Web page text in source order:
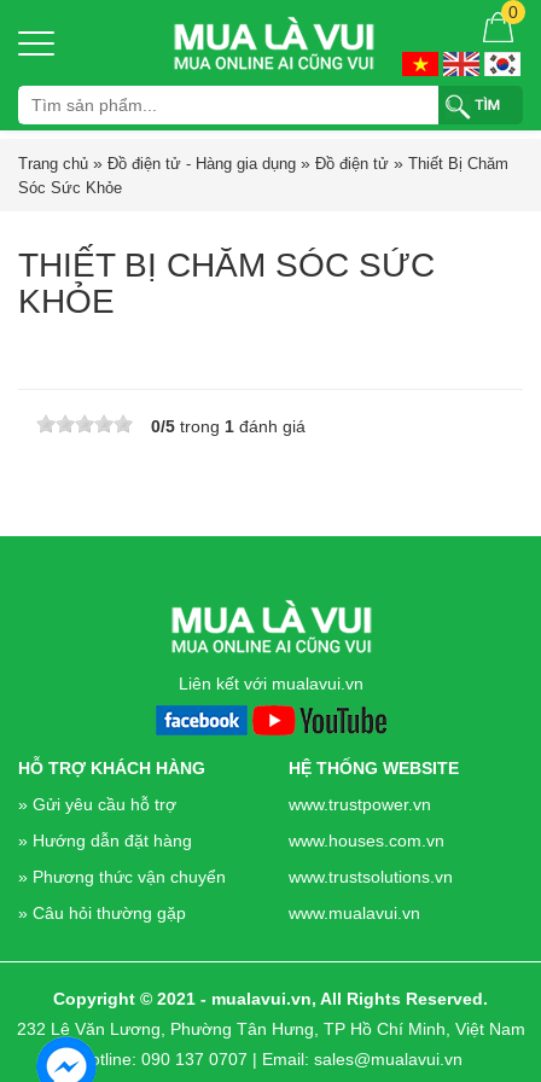
0
Trang chủ » Đồ điện tử - Hàng gia dụng » Đồ điện tử » Thiết Bị Chăm
Sóc Sức Khỏe
THIẾT BỊ CHĂM SÓC SỨC
KHỎE
0/5 trong 1 đánh giá
Liên kết với mualavui.vn
HỖ TRỢ KHÁCH HÀNG
» Gửi yêu cầu hỗ trợ
» Hướng dẫn đặt hàng
» Phương thức vận chuyển
» Câu hỏi thường gặp
HỆ THỐNG WEBSITE
www.trustpower.vn
www.houses.com.vn
www.trustsolutions.vn
www.mualavui.vn
Copyright © 2021 - mualavui.vn, All Rights Reserved.
232 Lê Văn Lương, Phường Tân Hưng, TP Hồ Chí Minh, Việt Nam
Hotline: 090 137 0707 | Email: sales@mualavui.vn